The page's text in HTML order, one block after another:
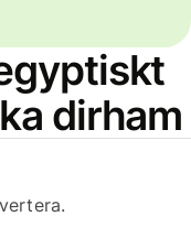
dirham